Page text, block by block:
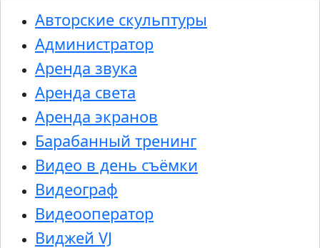
Авторские скульптуры
Администратор
Аренда звука
Аренда света
Аренда экранов
Барабанный тренинг
Видео в день съёмки
Видеограф
Видеооператор
Виджей VJ